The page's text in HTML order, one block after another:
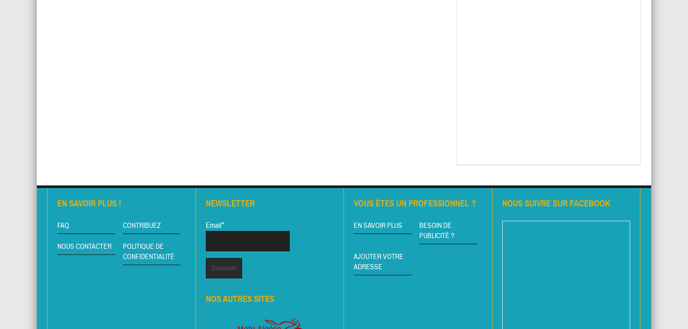
EN SAVOIR PLUS !
FAQ CONTRIBUEZ
NOUS CONTACTER
POLITIQUE DE
CONFIDENTIALITÉ
NEWSLETTER
Email*
NOS AUTRES SITES
VOUS ÊTES UN PROFESSIONNEL ?
EN SAVOIR PLUS
BESOIN DE
PUBLICITÉ ?
AJOUTER VOTRE
ADRESSE
NOUS SUIVRE SUR FACEBOOK